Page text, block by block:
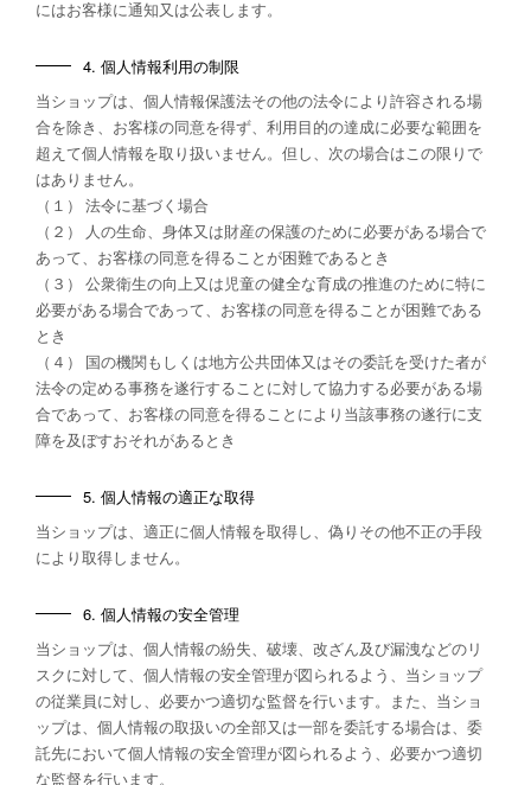
にはお客様に通知又は公表します。
4. 個人情報利用の制限
当ショップは、個人情報保護法その他の法令により許容される場
合を除き、お客様の同意を得ず、利用目的の達成に必要な範囲を
超えて個人情報を取り扱いません。但し、次の場合はこの限りで
はありません。
（１） 法令に基づく場合
（２） 人の生命、身体又は財産の保護のために必要がある場合で
あって、お客様の同意を得ることが困難であるとき
（３） 公衆衛生の向上又は児童の健全な育成の推進のために特に
必要がある場合であって、お客様の同意を得ることが困難である
とき
（４） 国の機関もしくは地方公共団体又はその委託を受けた者が
法令の定める事務を遂行することに対して協力する必要がある場
合であって、お客様の同意を得ることにより当該事務の遂行に支
障を及ぼすおそれがあるとき
5. 個人情報の適正な取得
当ショップは、適正に個人情報を取得し、偽りその他不正の手段
により取得しません。
6. 個人情報の安全管理
当ショップは、個人情報の紛失、破壊、改ざん及び漏洩などのリ
スクに対して、個人情報の安全管理が図られるよう、当ショップ
の従業員に対し、必要かつ適切な監督を行います。また、当ショ
ップは、個人情報の取扱いの全部又は一部を委託する場合は、委
託先において個人情報の安全管理が図られるよう、必要かつ適切
な監督を行います。